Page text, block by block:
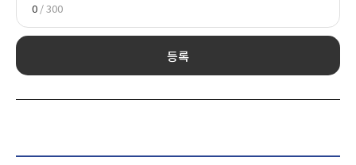
0 / 300
등록